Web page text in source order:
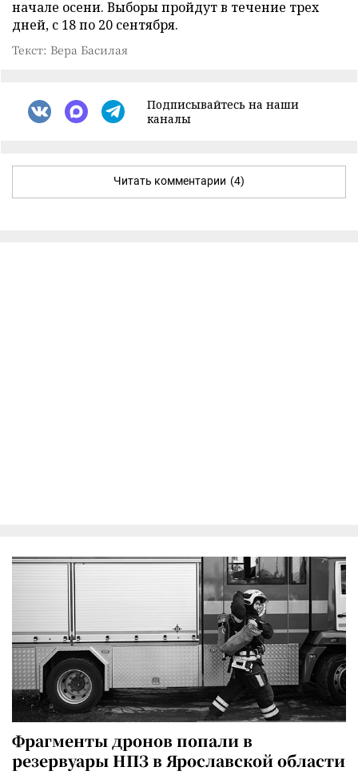
начале осени. Выборы пройдут в течение трех
дней, с 18 по 20 сентября.
Текст: Вера Басилая
Подписывайтесь на наши
каналы
Читать комментарии (4)
Фрагменты дронов попали в
резервуары НПЗ в Ярославской области